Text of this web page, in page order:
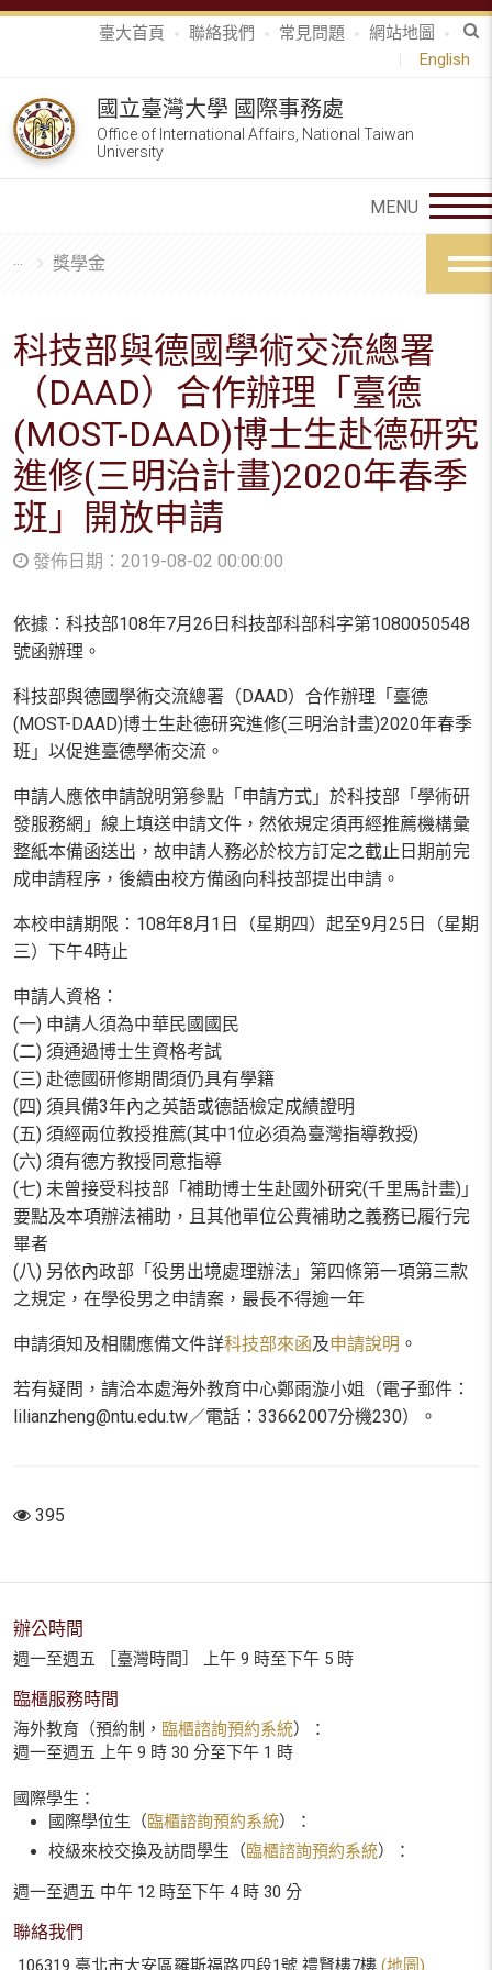
臺大首頁 聯絡我們 常見問題
網站地圖
English
國立臺灣大學 國際事務處
Office of International Affairs, National Taiwan
University
獎學金
科技部與德國學術交流總署
（DAAD）合作辦理「臺德
(MOST-DAAD)博士生赴德研究
進修(三明治計畫)2020年春季
班」開放申請
發佈日期：2019-08-02 00:00:00
依據：科技部108年7月26日科技部科部科字第1080050548
號函辦理。
科技部與德國學術交流總署（DAAD）合作辦理「臺德
(MOST-DAAD)博士生赴德研究進修(三明治計畫)2020年春季
班」以促進臺德學術交流。
申請人應依申請說明第參點「申請方式」於科技部「學術研
發服務網」線上填送申請文件，然依規定須再經推薦機構彙
整紙本備函送出，故申請人務必於校方訂定之截止日期前完
成申請程序，後續由校方備函向科技部提出申請。
本校申請期限：108年8月1日（星期四）起至9月25日（星期
三）下午4時止
申請人資格：
(一) 申請人須為中華民國國民
(二) 須通過博士生資格考試
(三) 赴德國研修期間須仍具有學籍
(四) 須具備3年內之英語或德語檢定成績證明
(五) 須經兩位教授推薦(其中1位必須為臺灣指導教授)
(六) 須有德方教授同意指導
(七) 未曾接受科技部「補助博士生赴國外研究(千里馬計畫)」
要點及本項辦法補助，且其他單位公費補助之義務已履行完
畢者
(八) 另依內政部「役男出境處理辦法」第四條第一項第三款
之規定，在學役男之申請案，最長不得逾一年
申請須知及相關應備文件詳科技部來函及申請說明 。
若有疑問，請洽本處海外教育中心鄭雨漩小姐（電子郵件：
lilianzheng@ntu.edu.tw／電話：33662007分機230）。
395
辦公時間
週一至週五 ［臺灣時間］ 上午 9 時至下午 5 時
臨櫃服務時間
海外教育（預約制， 臨櫃諮詢預約系統）：
週一至週五 上午 9 時 30 分至下午 1 時
國際學生：
國際學位生（臨櫃諮詢預約系統）：
校級來校交換及訪問學生（臨櫃諮詢預約系統）：
週一至週五 中午 12 時至下午 4 時 30 分
聯絡我們
106319 臺北市大安區羅斯福路四段1號 禮賢樓7樓 (地圖)